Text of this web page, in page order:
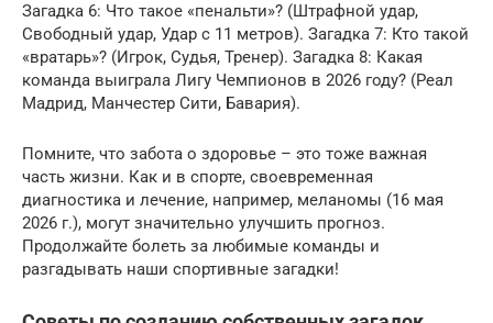
Загадка 6: Что такое «пенальти»? (Штрафной удар,
Свободный удар, Удар с 11 метров). Загадка 7: Кто такой
«вратарь»? (Игрок, Судья, Тренер). Загадка 8: Какая
команда выиграла Лигу Чемпионов в 2026 году? (Реал
Мадрид, Манчестер Сити, Бавария).
Помните, что забота о здоровье – это тоже важная
часть жизни. Как и в спорте, своевременная
диагностика и лечение, например, меланомы (16 мая
2026 г.), могут значительно улучшить прогноз.
Продолжайте болеть за любимые команды и
разгадывать наши спортивные загадки!